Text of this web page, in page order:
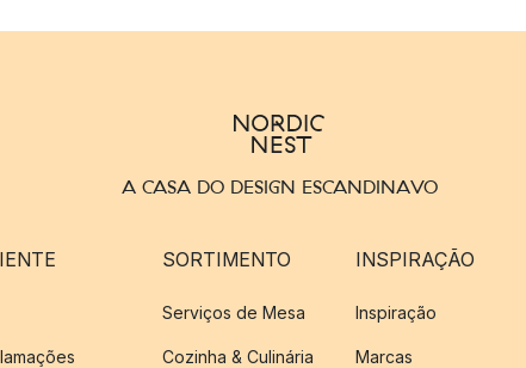
A CASA DO DESIGN ESCANDINAVO
SORTIMENTO
Serviços de Mesa
Cozinha & Culinária
INSPIRAÇÃO
Inspiração
Marcas